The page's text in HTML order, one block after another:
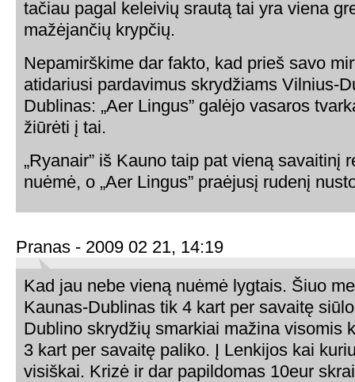
tačiau pagal keleivių srautą tai yra viena
mažėjančių krypčių.
Nepamirškime dar fakto, kad prieš savo
atidariusi pardavimus skrydžiams Vilnius-
Dublinas: „Aer Lingus” galėjo vasaros
žiūrėti į tai.
„Ryanair” iš Kauno taip pat vieną savaitinį
nuėmė, o „Aer Lingus” praėjusį rudenį
Pranas - 2009 02 21, 14:19
Kad jau nebe vieną nuėmė lygtais. Šiuo
Kaunas-Dublinas tik 4 kart per savaitę
Dublino skrydžių smarkiai mažina visomis
3 kart per savaitę paliko. Į Lenkijos kai
visiškai. Krizė ir dar papildomas 10eur